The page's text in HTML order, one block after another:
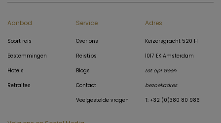
Aanbod
Soort reis
Bestemmingen
Hotels
Retraites
Service
Over ons
Reistips
Blogs
Contact
Veelgestelde vragen
Adres
Keizersgracht 520 H
1017 EK Amsterdam
Let op! Geen
bezoekadres
T: +32 (0)380 80 986